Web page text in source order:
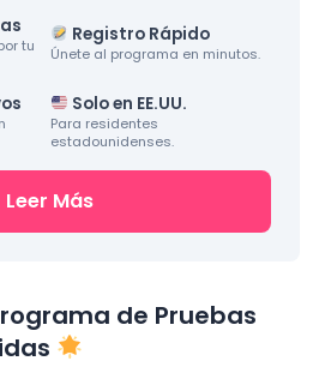
tu
Registro Rápido
Únete al programa en minutos.
Solo en EE.UU.
Para residentes
estadounidenses.
Leer Más
de Pruebas